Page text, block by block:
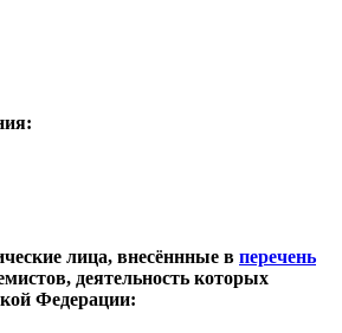
лица, внесённные в перечень
деятельность которых
Федерации: